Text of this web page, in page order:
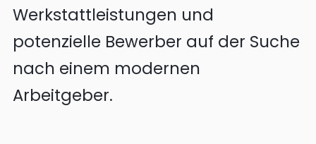
Werkstattleistungen und
potenzielle Bewerber auf der Suche
nach einem modernen
Arbeitgeber.